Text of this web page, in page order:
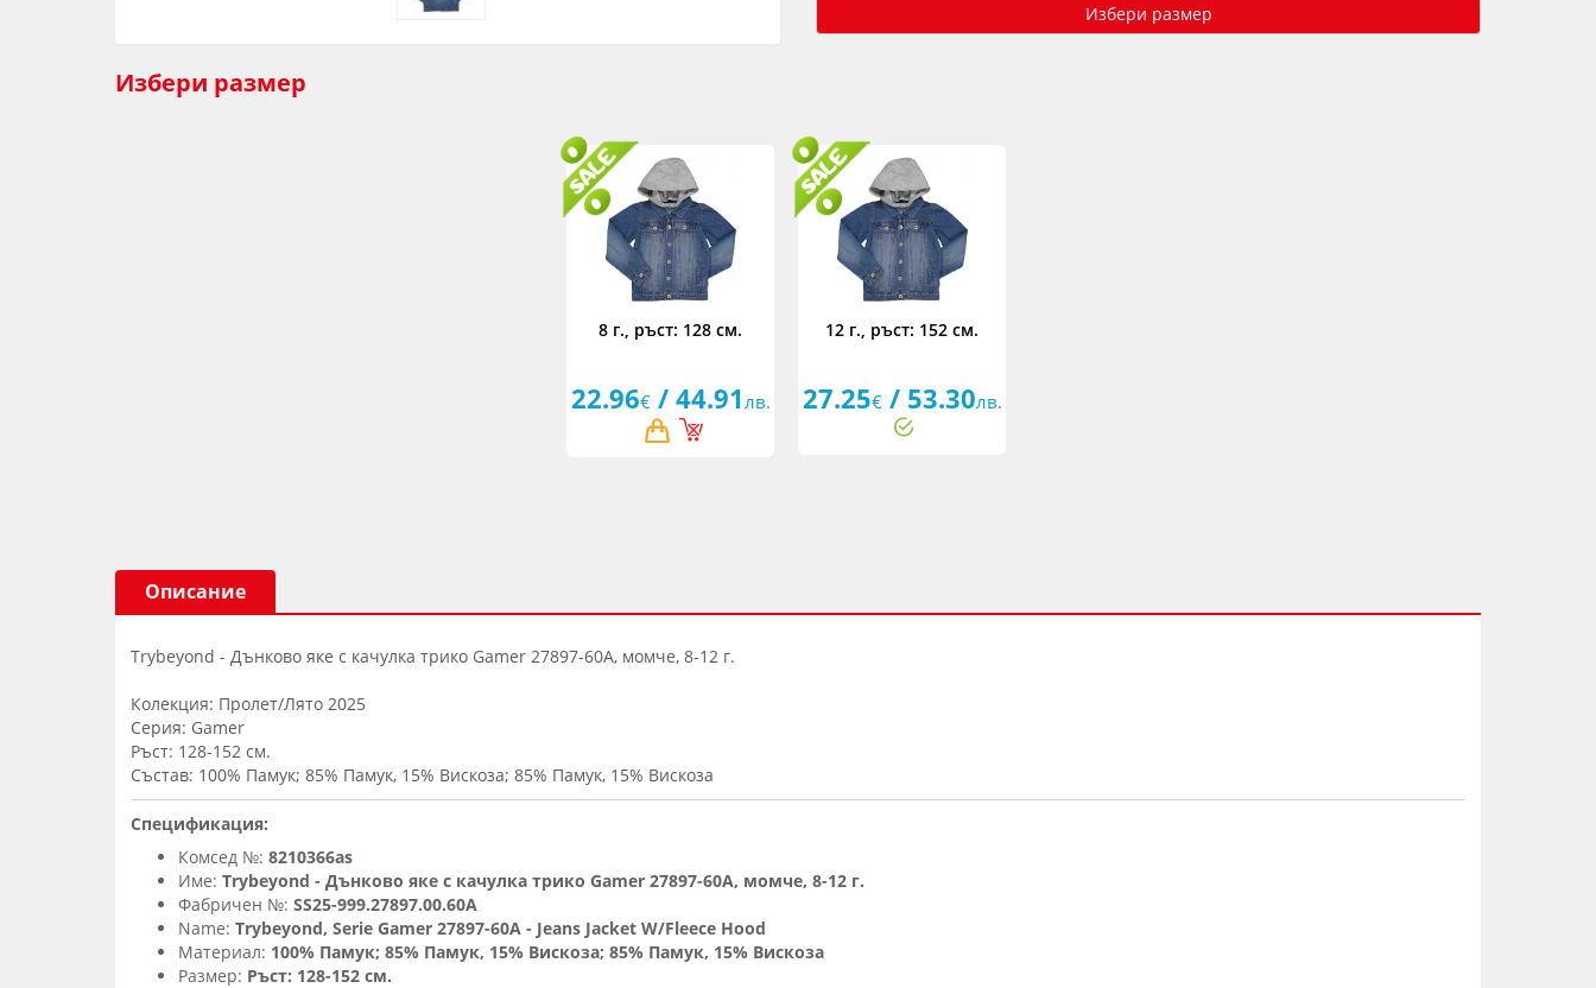
Избери размер
Избери размер
8 г., ръст: 128 см.
22.96€/ 44.91 лв.
12 г., ръст: 152 см.
27.25€/ 53.30лв.
Описание
Trybeyond - Дънково яке с качулка трико Gamer 27897-60A, момче, 8-12 г.
Колекция: Пролет/Лято 2025
Серия: Gamer
Ръст: 128-152 см.
Състав: 100% Памук; 85% Памук, 15% Вискоза; 85% Памук, 15% Вискоза
Спецификация:
Комсед №: 8210366as
Име: Trybeyond - Дънково яке с качулка трико Gamer 27897-60A, момче, 8-12 г.
Фабричен №: SS25-999.27897.00.60A
Name: Trybeyond, Serie Gamer 27897-60A - Jeans Jacket W/Fleece Hood
Материал: 100% Памук; 85% Памук, 15% Вискоза; 85% Памук, 15% Вискоза
Размер: Ръст: 128-152 см.